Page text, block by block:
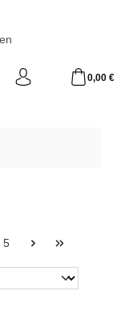
0,00 €
Seite
5